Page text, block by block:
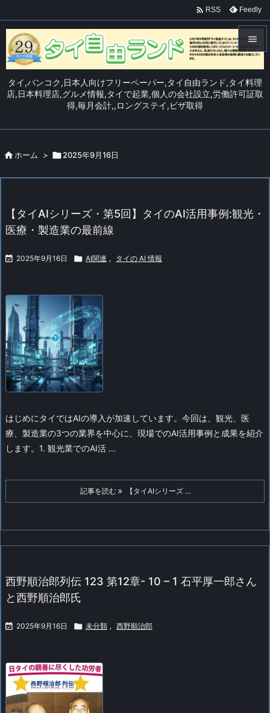
タイ,バンコク,日本人向けフリーペーパー,タイ自由ランド,タイ料理
店,日本料理店,グルメ情報,タイで起業,個人の会社設立,労働許可証取
得,毎月会計,,ロングステイ,ビザ取得

メニュ


 RSS Feedly
 ホーム > 2025年9月16日
【タイAIシリーズ・第5回】タイのAI活用事例:観光・
医療・製造業の最前線
 2025年9月16日  AI関連 , タイの AI 情報
はじめに タイではAIの導入が加速しています。 今回は、観光、医
療、製造業の3つの業界を中心に、現場でのAI活用事例と成果を紹介
します。 1. 観光業でのAI活 ...
記事を読む 【タイAIシリーズ ...
西野順治郎列伝 123 第12章- 10 – 1 石平厚一郎さん
と西野順治郎氏
 2025年9月16日  未分類 , 西野順治郎